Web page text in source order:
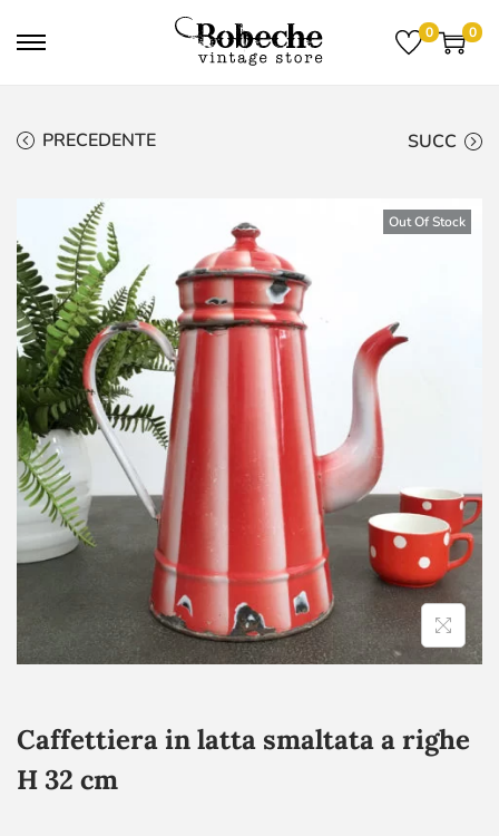
0 0
PRECEDENTE SUCC
Out Of Stock
Caffettiera in latta smaltata a righe
H 32 cm